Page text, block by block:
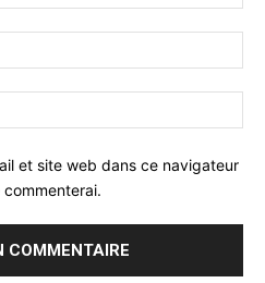
et site web dans ce navigateur